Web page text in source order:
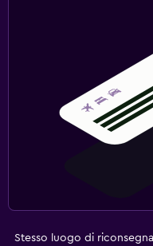
Stesso luogo di riconsegna